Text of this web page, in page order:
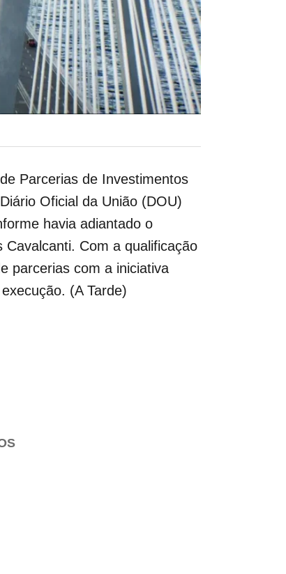
Parcerias de Investimentos
Oficial da União (DOU)
havia adiantado o
Com a qualificação
parcerias com a iniciativa
(A Tarde)